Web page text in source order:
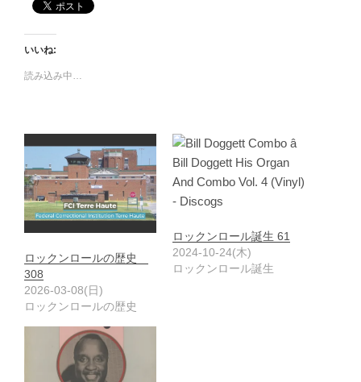
いいね:
読み込み中…
ロックンロールの歴史
308
2026-03-08(日)
ロックンロールの歴史
ロックンロール誕生 61
2024-10-24(木)
ロックンロール誕生